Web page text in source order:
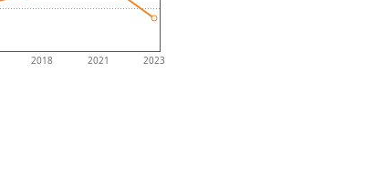
2018 2021 2023